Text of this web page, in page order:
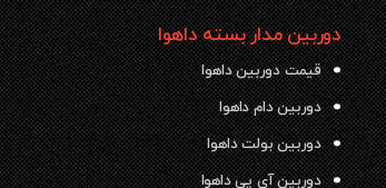
دوربین مدار بسته داهوا
قیمت دوربین داهوا
دوربین دام داهوا
دوربین بولت داهوا
دوربین آی پی داهوا